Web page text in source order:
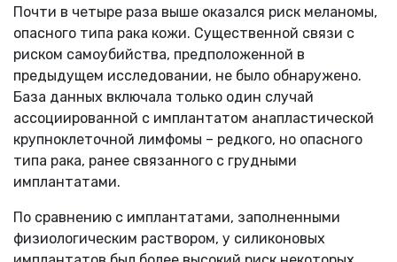
Почти в четыре раза выше оказался риск меланомы,
опасного типа рака кожи. Существенной связи с
риском самоубийства, предположенной в
предыдущем исследовании, не было обнаружено.
База данных включала только один случай
ассоциированной с имплантатом анапластической
крупноклеточной лимфомы – редкого, но опасного
типа рака, ранее связанного с грудными
имплантатами.
По сравнению с имплантатами, заполненными
физиологическим раствором, у силиконовых